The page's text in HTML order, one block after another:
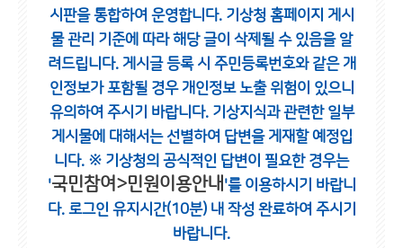
시판을 통합하여 운영합니다. 기상청 홈페이지 게시
물 관리 기준에 따라 해당 글이 삭제될 수 있음을 알
려드립니다. 게시글 등록 시 주민등록번호와 같은 개
인정보가 포함될 경우 개인정보 노출 위험이 있으니
유의하여 주시기 바랍니다. 기상지식과 관련한 일부
게시물에 대해서는 선별하여 답변을 게재할 예정입
니다. ※ 기상청의 공식적인 답변이 필요한 경우는
'국민참여>민원이용안내 '를 이용하시기 바랍니
다. 로그인 유지시간(10분) 내 작성 완료하여 주시기
바랍니다.